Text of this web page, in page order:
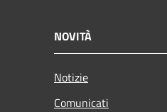
NOVITÀ
Notizie
Comunicati